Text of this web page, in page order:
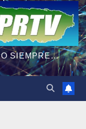
SIEMPRE...